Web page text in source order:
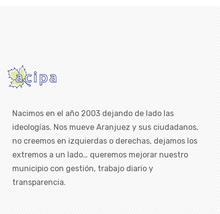
Nacimos en el año 2003 dejando de lado las
ideologías. Nos mueve Aranjuez y sus ciudadanos,
no creemos en izquierdas o derechas, dejamos los
extremos a un lado… queremos mejorar nuestro
municipio con gestión, trabajo diario y
transparencia.